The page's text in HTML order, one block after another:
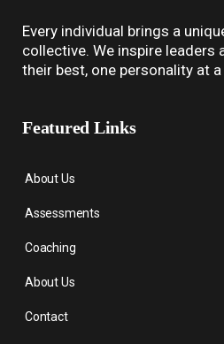
Every individual brings a
collective. We inspire leaders
their best, one personality at
Featured Links
About Us
Assessments
Coaching
About Us
Contact